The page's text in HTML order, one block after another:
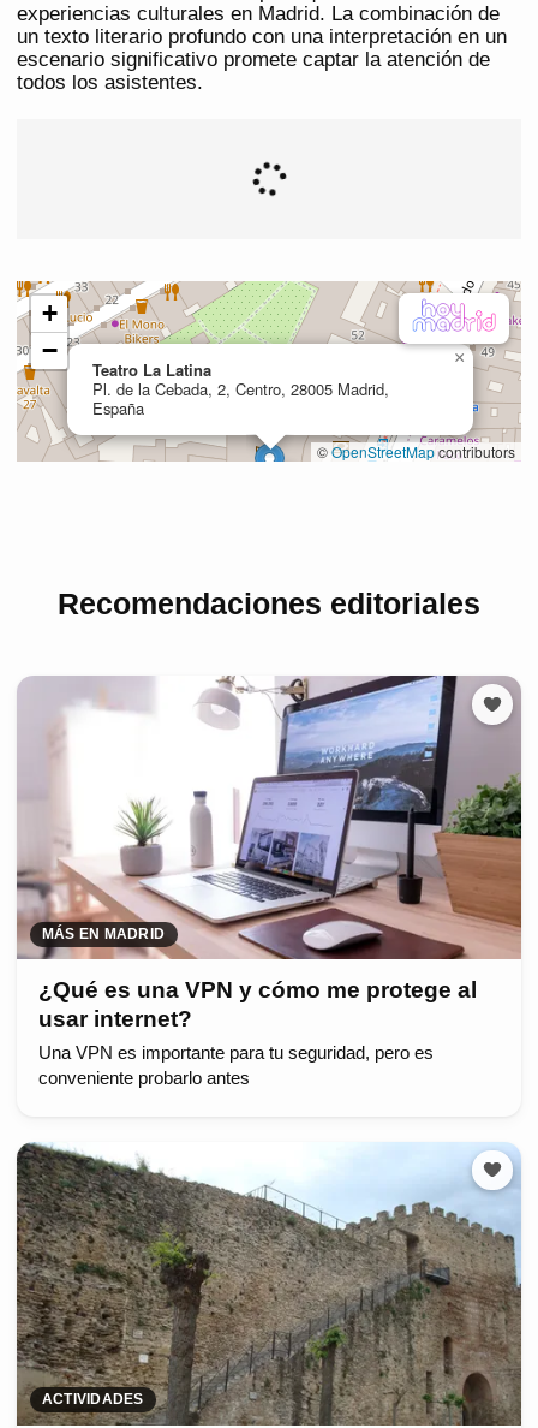
experiencias culturales en Madrid. La combinación de
un texto literario profundo con una interpretación en un
escenario significativo promete captar la atención de
todos los asistentes.
Recomendaciones editoriales
MÁS EN MADRID
¿Qué es una VPN y cómo me protege al
usar internet?
Una VPN es importante para tu seguridad, pero es
conveniente probarlo antes
ACTIVIDADES